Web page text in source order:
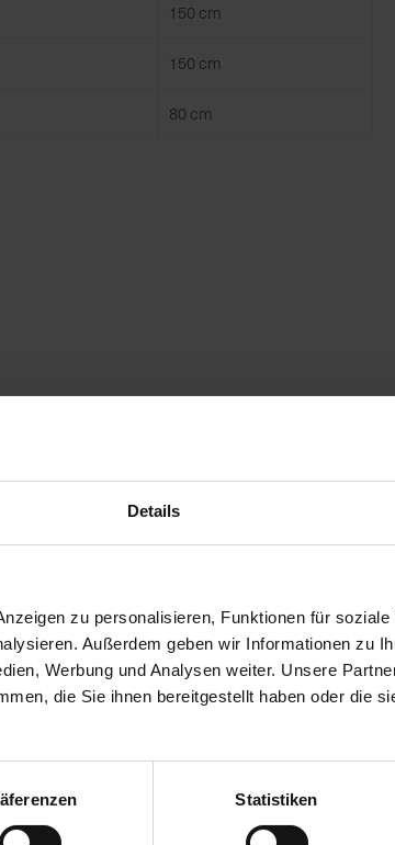
Details
zu personalisieren, Funktionen für
Außerdem geben wir Informationen zu
Werbung und Analysen weiter. Unsere
die Sie ihnen bereitgestellt haben oder die
Statistiken
150 cm
150 cm
80 cm